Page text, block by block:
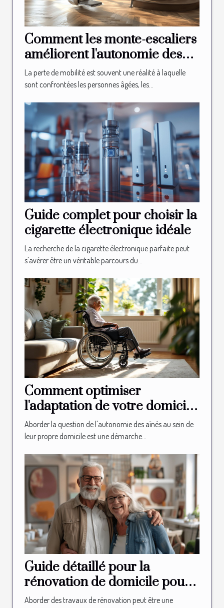
Comment les monte-escaliers
améliorent l'autonomie des
seniors
La perte de mobilité est souvent une réalité à laquelle
sont confrontées les personnes âgées, les...
Guide complet pour choisir la
cigarette électronique idéale
La recherche de la cigarette électronique parfaite peut
s'avérer être un véritable parcours du...
Comment optimiser
l'adaptation de votre domicile
pour l'autonomie des aînés
Aborder la question de l'autonomie des aînés au sein de
leur propre domicile est une démarche...
Guide détaillé pour la
rénovation de domicile pour
les seniors
Aborder des travaux de rénovation peut être une